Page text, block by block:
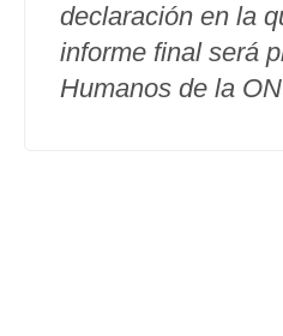
declaración en la
informe final será
Humanos de la